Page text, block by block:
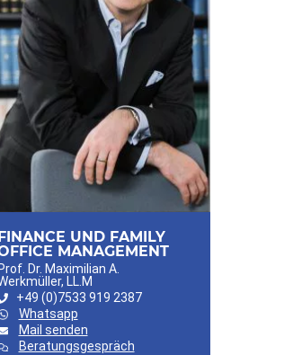
UND FAMILY
MANAGEMENT
Prof. Dr. Maximilian A.
LL.M
+49 (0)7533 919 2387
Whatsapp
Mail senden
Beratungsgespräch